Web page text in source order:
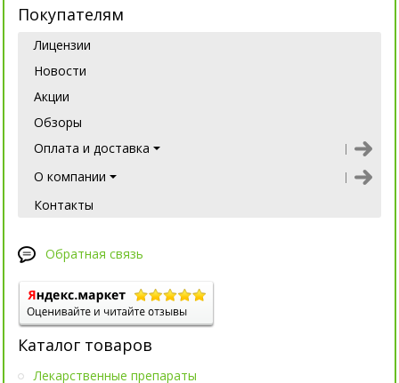
Покупателям
Лицензии
Новости
Акции
Обзоры
Оплата и доставка
О компании
Контакты
Обратная связь
Каталог товаров
Лекарственные препараты